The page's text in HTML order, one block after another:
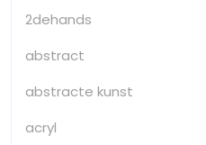
2dehands
abstract
abstracte kunst
acryl